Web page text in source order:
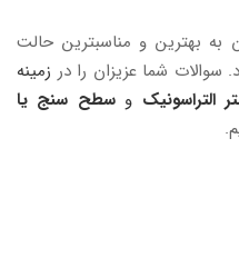
به بهترین و مناسبترین حالت
سوالات شما عزیزان را در زمینه
التراسونیک وسطح سنج یا